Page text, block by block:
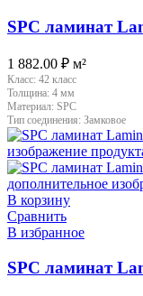
SPC ламинат
1 882.00 ₽ м²
Класс: 42 класс
Толщина: 4 мм
Материал: SPC
Тип соединения: Замковое
В корзину
Сравнить
В избранное
SPC ламинат